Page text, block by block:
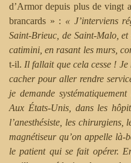
d’Armor depuis plus de vingt
brancards » : « J’interviens
Saint-Brieuc, de Saint-Malo,
catimini, en rasant les murs,
t-il. Il fallait que cela cesse !
cacher pour aller rendre
je demande
Aux États-Unis, dans les
l’anesthésiste, les
magnétiseur qu’on appelle
le patient qui se fait opérer.